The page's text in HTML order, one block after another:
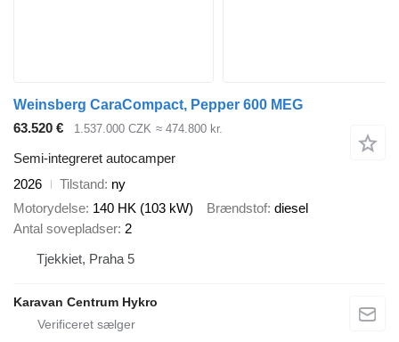
Weinsberg CaraCompact, Pepper 600 MEG
63.520 €
1.537.000 CZK ≈ 474.800 kr.
Semi-integreret autocamper
2026
Tilstand ny
Motorydelse 140 HK (103 kW) Brændstof diesel
Antal sovepladser 2
Tjekkiet, Praha 5
Karavan Centrum Hykro